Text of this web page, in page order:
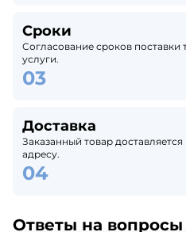
Сроки
Согласование сроков поставки
услуги.
Доставка
Заказанный товар
адресу.
Ответы на вопросы